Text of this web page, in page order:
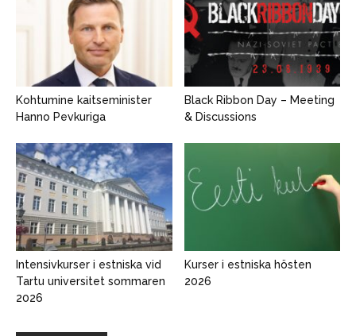
Kohtumine kaitseminister
Hanno Pevkuriga
Black Ribbon Day – Meeting
& Discussions
Intensivkurser i estniska vid
Tartu universitet sommaren
2026
Kurser i estniska hösten
2026